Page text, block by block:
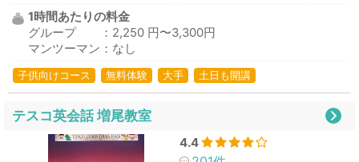
1時間あたりの料金
グループ ：2,250 円〜3,300円
マンツーマン：なし
子供向けコース 無料体験 大手 土日も開講
テスコ英会話 増尾教室
4.4